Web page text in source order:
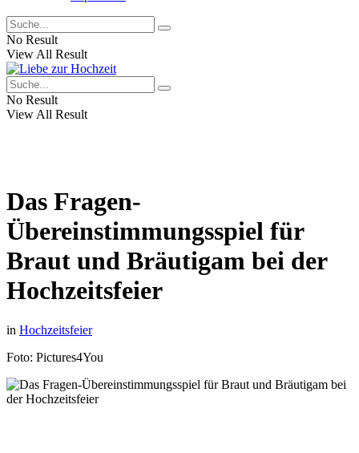
No Result
View All Result
No Result
View All Result
Das Fragen-
Übereinstimmungsspiel für
Braut und Bräutigam bei der
Hochzeitsfeier
in Hochzeitsfeier
Foto: Pictures4You